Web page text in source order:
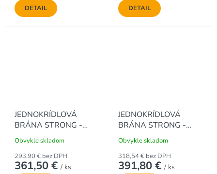
DETAIL DETAIL
JEDNOKRÍDLOVÁ
BRÁNA STRONG -
ZELENÁ, 1800 x 1000
mm
Obvykle skladom
293,90 € bez DPH
361,50 € / ks
JEDNOKRÍDLOVÁ
BRÁNA STRONG -
ZELENÁ, 2000 x 1000
mm
Obvykle skladom
318,54 € bez DPH
391,80 € / ks